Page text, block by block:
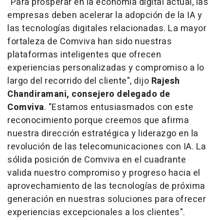
empresas deben acelerar la adopción de la IA y
las tecnologías digitales relacionadas. La mayor
fortaleza de Comviva han sido nuestras
plataformas inteligentes que ofrecen
experiencias personalizadas y compromiso a lo
largo del recorrido del cliente", dijo Rajesh
Chandiramani, consejero delegado de
Comviva. "Estamos entusiasmados con este
reconocimiento porque creemos que afirma
nuestra dirección estratégica y liderazgo en la
revolución de las telecomunicaciones con IA. La
sólida posición de Comviva en el cuadrante
valida nuestro compromiso y progreso hacia el
aprovechamiento de las tecnologías de próxima
generación en nuestras soluciones para ofrecer
experiencias excepcionales a los clientes".